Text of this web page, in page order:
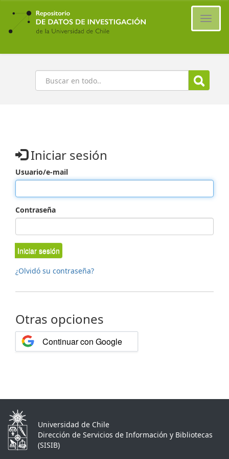
Ir
contenido
principal
Buscar
Iniciar sesión
Usuario/e-mail
Contraseña
Iniciar sesión
¿Olvidó su contraseña?
Otras opciones
Continuar con Google
Universidad de Chile
Dirección de Servicios de Información y Bibliotecas
(SISIB)